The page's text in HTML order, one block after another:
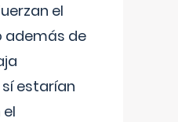
el
además de
estarían